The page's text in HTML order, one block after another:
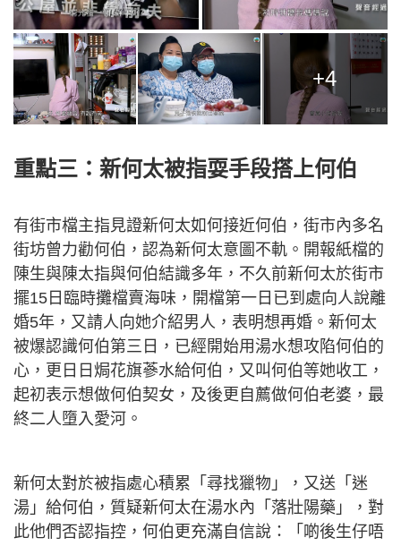
+4
重點三：新何太被指耍手段搭上何伯
有街市檔主指見證新何太如何接近何伯，街市內多名
街坊曾力勸何伯，認為新何太意圖不軌。開報紙檔的
陳生與陳太指與何伯結識多年，不久前新何太於街市
擺15日臨時攤檔賣海味，開檔第一日已到處向人說離
婚5年，又請人向她介紹男人，表明想再婚。新何太
被爆認識何伯第三日，已經開始用湯水想攻陷何伯的
心，更日日焗花旗蔘水給何伯，又叫何伯等她收工，
起初表示想做何伯契女，及後更自薦做何伯老婆，最
終二人墮入愛河。
新何太對於被指處心積累「尋找獵物」，又送「迷
湯」給何伯，質疑新何太在湯水內「落壯陽藥」，對
此他們否認指控，何伯更充滿自信說：「啲後生仔唔